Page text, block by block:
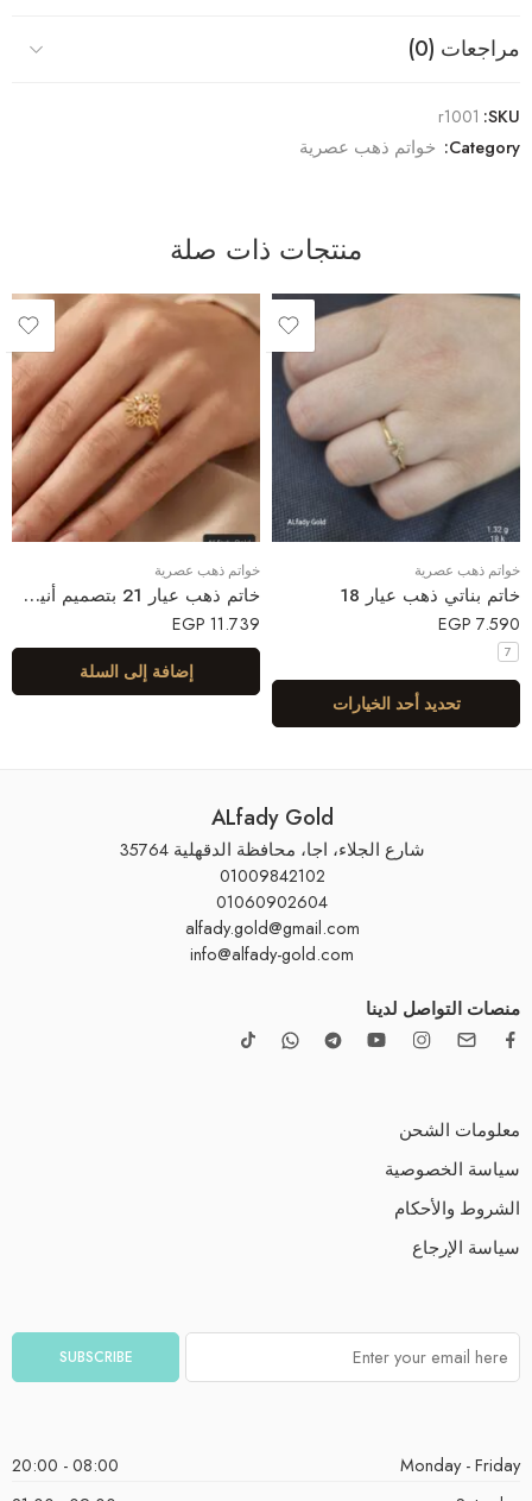
مراجعات (0)
SKU:
r1001
Category:
خواتم ذهب عصرية
منتجات ذات صلة
خواتم ذهب عصرية
خاتم بناتي ذهب عيار 18⁩⁩
7.590
EGP
7
تحديد أحد الخيارات
خواتم ذهب عصرية
خاتم ذهب عيار 21 بتصميم أنيق ومميز
11.739
EGP
إضافة إلى السلة
ALfady Gold
شارع الجلاء، اجا، محافظة الدقهلية 35764
01009842102
01060902604
alfady.gold@gmail.com
info@alfady-gold.com
منصات التواصل لدينا
معلومات الشحن
سياسة الخصوصية
الشروط والأحكام
سياسة الإرجاع
Monday - Friday
08:00 - 20:00